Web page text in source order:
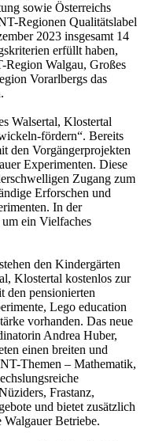
sowie Österreichs
Regionen Qualitätslabel
2023 insgesamt 14
erfüllt haben,
Walgau, Großes
Vorarlbergs das
Walsertal, Klostertal
fördern“. Bereits
den Vorgängerprojekten
Experimenten. Diese
Zugang zum
Erforschen und
In der
ein Vielfaches
den Kindergärten
Klostertal kostenlos zur
den pensionierten
Lego education
vorhanden. Das neue
Andrea Huber,
einen breiten und
Themen – Mathematik,
Frastanz,
und bietet zusätzlich
Betriebe.